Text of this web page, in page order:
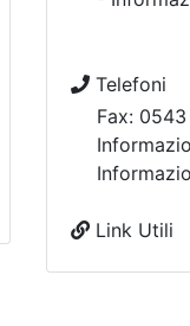
Telefoni
Fax:
Link Utili